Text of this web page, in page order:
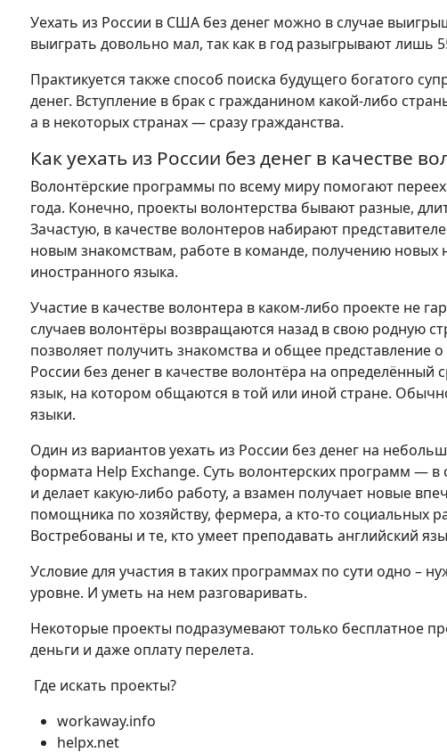
Уехать из России в США без денег можно в случае
выиграть довольно мал, так как в год разыгрывают лишь
Практикуется также способ поиска будущего богатого
денег. Вступление в брак с гражданином какой-либо
а в некоторых странах — сразу гражданства.
Как уехать из России без денег в качестве
Волонтёрские программы по всему миру помогают
года. Конечно, проекты волонтерства бывают разные,
Зачастую, в качестве волонтеров набирают
новым знакомствам, работе в команде, получению новых
иностранного языка.
Участие в качестве волонтера в каком-либо проекте не
случаев волонтёры возвращаются назад в свою родную
позволяет получить знакомства и общее представление
России без денег в качестве волонтёра на
язык, на котором общаются в той или иной стране.
языки.
Один из вариантов уехать из России без денег на
формата Help Exchange. Суть волонтерских программ —
и делает какую-либо работу, а взамен получает новые
помощника по хозяйству, фермера, а кто-то социальных
Востребованы и те, кто умеет преподавать английский
Условие для участия в таких программах по сути одно –
уровне. И уметь на нем разговаривать.
Некоторые проекты подразумевают только бесплатное
деньги и даже оплату перелета.
Где искать проекты?
workaway.info
helpx.net